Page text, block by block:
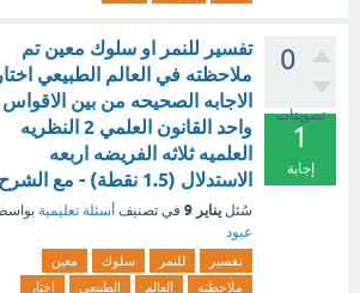
0
تصويتات
1
إجابة
تفسير للنمر او سلوك معين تم
ملاحظته في العالم الطبيعي اختار
الاجابه الصحيحه من بين الاقواس
واحد القانون العلمي 2 النظريه
العلميه ثلاثه الفريضه اربعه
الاستدلال (1.5 نقطة) - مع الشرح
سُئل يناير 9 في تصنيف أسئلة تعليمية
عبود
تفسير للنمر سلوك
معين
ملاحظته
العالم الطبيعي اختار